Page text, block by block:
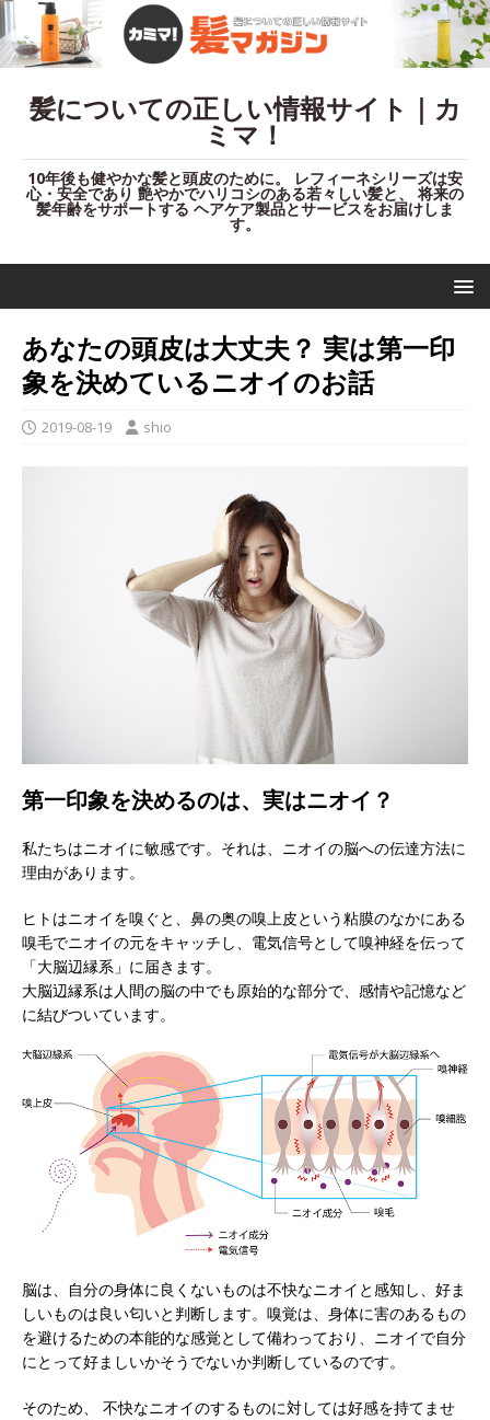
髪についての正しい情報サイト｜カ
ミマ！
10年後も健やかな髪と頭皮のために。 レフィーネシリーズは安
心・安全であり 艶やかでハリコシのある若々しい髪と、 将来の
髪年齢をサポートする ヘアケア製品とサービスをお届けしま
す。
あなたの頭皮は大丈夫？ 実は第一印
象を決めているニオイのお話
2019-08-19 shio
第一印象を決めるのは、実はニオイ？
私たちはニオイに敏感です。それは、ニオイの脳への伝達方法に
理由があります。
ヒトはニオイを嗅ぐと、鼻の奥の嗅上皮という粘膜のなかにある
嗅毛でニオイの元をキャッチし、電気信号として嗅神経を伝って
「大脳辺縁系」に届きます。
大脳辺縁系は人間の脳の中でも原始的な部分で、感情や記憶など
に結びついています。
脳は、自分の身体に良くないものは不快なニオイと感知し、好ま
しいものは良い匂いと判断します。嗅覚は、身体に害のあるもの
を避けるための本能的な感覚として備わっており、ニオイで自分
にとって好ましいかそうでないか判断しているのです。
そのため、 不快なニオイのするものに対しては好感を持てませ